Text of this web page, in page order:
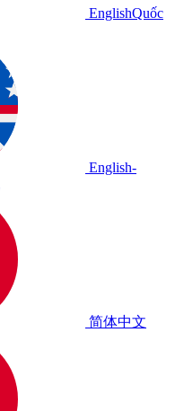
EnglishQuốc
English-
简体中文